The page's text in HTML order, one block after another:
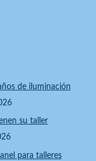
de iluminación
su taller
para talleres